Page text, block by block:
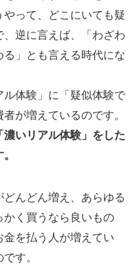
って、どこにいても疑
逆に言えば、「わざわ
」とも言える時代にな
体験」に「疑似体験で
が増えているのです。
いリアル体験」をした
んどん増え、あらゆる
く買うなら良いもの
を払う人が増えてい
す。